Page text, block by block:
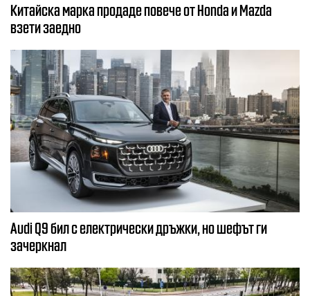
Китайска марка продаде повече от Honda и Mazda
взети заедно
Audi Q9 бил с електрически дръжки, но шефът ги
зачеркнал